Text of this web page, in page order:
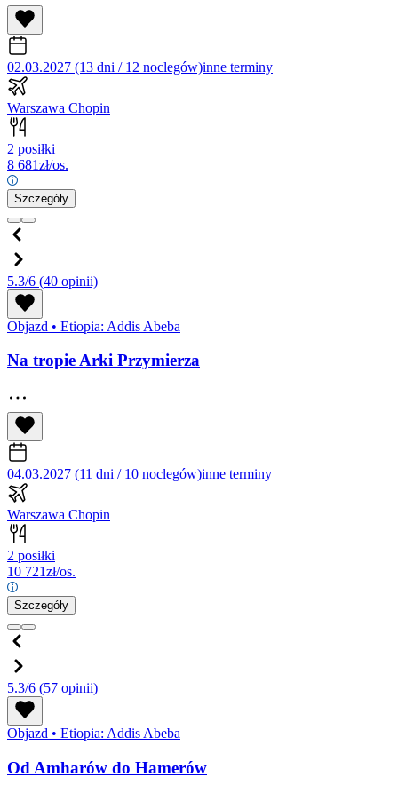
02.03.2027 (13 dni / 12 noclegów)inne terminy
Warszawa Chopin
2 posiłki
8 681zł/os.
Szczegóły
5.3/6 (40 opinii)
Objazd • Etiopia: Addis Abeba
Na tropie Arki Przymierza
04.03.2027 (11 dni / 10 noclegów)inne terminy
Warszawa Chopin
2 posiłki
10 721zł/os.
Szczegóły
5.3/6 (57 opinii)
Objazd • Etiopia: Addis Abeba
Od Amharów do Hamerów